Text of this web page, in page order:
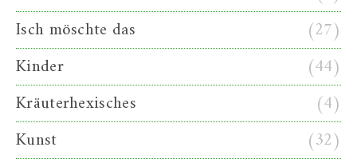
Isch möschte das
(27)
Kinder
(44)
Kräuterhexisches
(4)
Kunst
(32)